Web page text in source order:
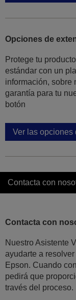
Opciones de
Protege tu
estándar con un
información, sobre
garantía para tu
botón
Ver las opciones
Contacta con
Contacta con
Nuestro Asistente
ayudarte a
Epson. Cuando
pedirá que
través del proceso.